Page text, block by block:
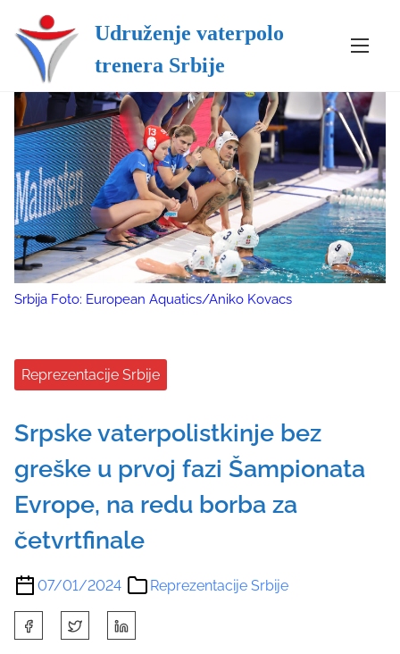
Udruženje vaterpolo
trenera Srbije
Srbija Foto: European Aquatics/Aniko Kovacs
Reprezentacije Srbije
Srpske vaterpolistkinje bez
greške u prvoj fazi Šampionata
Evrope, na redu borba za
četvrtfinale
07/01/2024 Reprezentacije Srbije
h